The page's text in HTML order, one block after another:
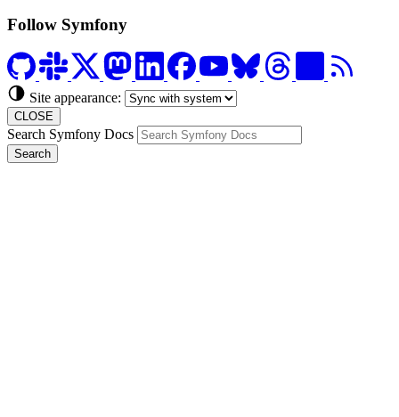
Follow Symfony
Site appearance:
CLOSE
Search Symfony Docs
Search